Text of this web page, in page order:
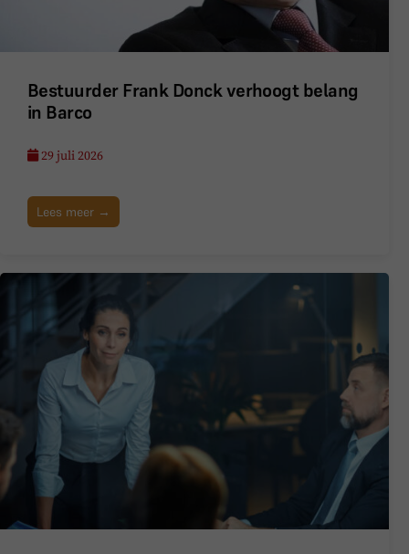
Bestuurder Frank Donck verhoogt belang
in Barco
29 juli 2026
Lees meer →